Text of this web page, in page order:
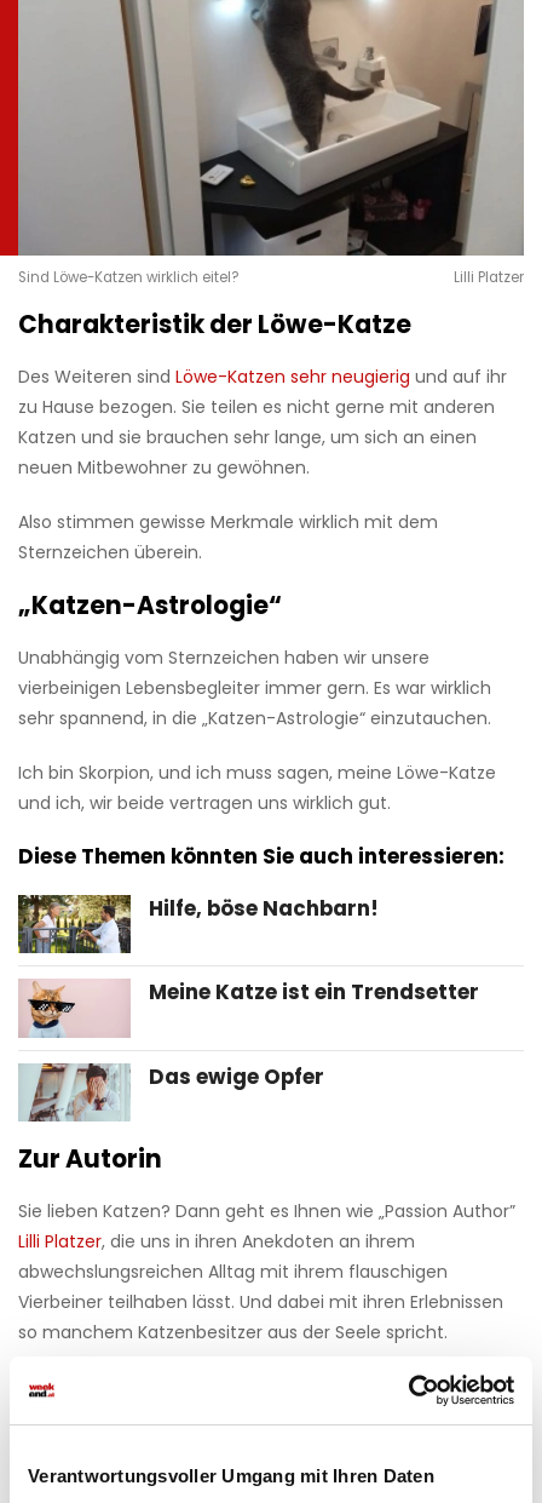
Verantwortungsvoller Umgang mit Ihren Daten
Sind Löwe-Katzen wirklich eitel? Lilli Platzer
Charakteristik der Löwe-Katze
Des Weiteren sind Löwe-Katzen sehr neugierig und auf ihr
zu Hause bezogen. Sie teilen es nicht gerne mit anderen
Katzen und sie brauchen sehr lange, um sich an einen
neuen Mitbewohner zu gewöhnen.
Also stimmen gewisse Merkmale wirklich mit dem
Sternzeichen überein.
„Katzen-Astrologie“
Unabhängig vom Sternzeichen haben wir unsere
vierbeinigen Lebensbegleiter immer gern. Es war wirklich
sehr spannend, in die „Katzen-Astrologie“ einzutauchen.
Ich bin Skorpion, und ich muss sagen, meine Löwe-Katze
und ich, wir beide vertragen uns wirklich gut.
Diese Themen könnten Sie auch interessieren:
Hilfe, böse Nachbarn!
Meine Katze ist ein Trendsetter
Das ewige Opfer
Zur Autorin
Sie lieben Katzen? Dann geht es Ihnen wie „Passion Author”
Lilli Platzer, die uns in ihren Anekdoten an ihrem
abwechslungsreichen Alltag mit ihrem flauschigen
Vierbeiner teilhaben lässt. Und dabei mit ihren Erlebnissen
so manchem Katzenbesitzer aus der Seele spricht.
Haben Sie einen Fehler gefunden?
Schicken Sie uns Ihr
Feedback zu diesem Artikel.